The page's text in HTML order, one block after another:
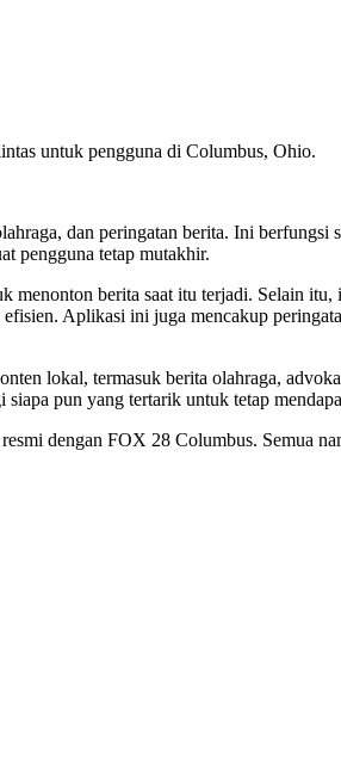
untuk pengguna di Columbus, Ohio.
dan peringatan berita. Ini berfungsi
pengguna tetap mutakhir.
berita saat itu terjadi. Selain
Aplikasi ini juga mencakup
lokal, termasuk berita olahraga,
pun yang tertarik untuk tetap
dengan FOX 28 Columbus. Semua